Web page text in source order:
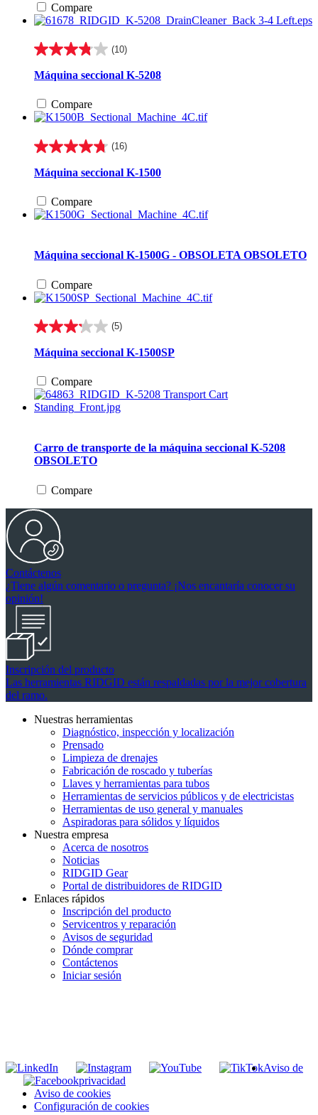
37
reseñas
Compare
(10)
3.8
5
10
reseñas
Máquina seccional K-5208
Compare
(16)
4.8
5
16
reseñas
Máquina seccional K-1500
Compare
Máquina seccional K-1500G - OBSOLETA OBSOLETO
Compare
(5)
3.2
5
5
reseñas
Máquina seccional K-1500SP
Compare
Carro de transporte de la máquina seccional K-5208
OBSOLETO
Compare
Contáctenos
¿Tiene algún comentario o pregunta? ¡Nos encantaría conocer su
opinión!
Inscripción del producto
Las herramientas RIDGID están respaldadas por la mejor cobertura
del ramo.
Nuestras herramientas
Diagnóstico, inspección y localización
Prensado
Limpieza de drenajes
Fabricación de roscado y tuberías
Llaves y herramientas para tubos
Herramientas de servicios públicos y de electricistas
Herramientas de uso general y manuales
Aspiradoras para sólidos y líquidos
Nuestra empresa
Acerca de nosotros
Noticias
RIDGID Gear
Portal de distribuidores de RIDGID
Enlaces rápidos
Inscripción del producto
Servicentros y reparación
Avisos de seguridad
Dónde comprar
Contáctenos
Iniciar sesión
Aviso de
privacidad
Aviso de cookies
Configuración de cookies